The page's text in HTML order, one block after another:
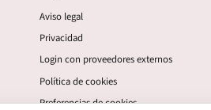
Aviso legal
Privacidad
Login con proveedores externos
Política de cookies
Preferencias de cookies